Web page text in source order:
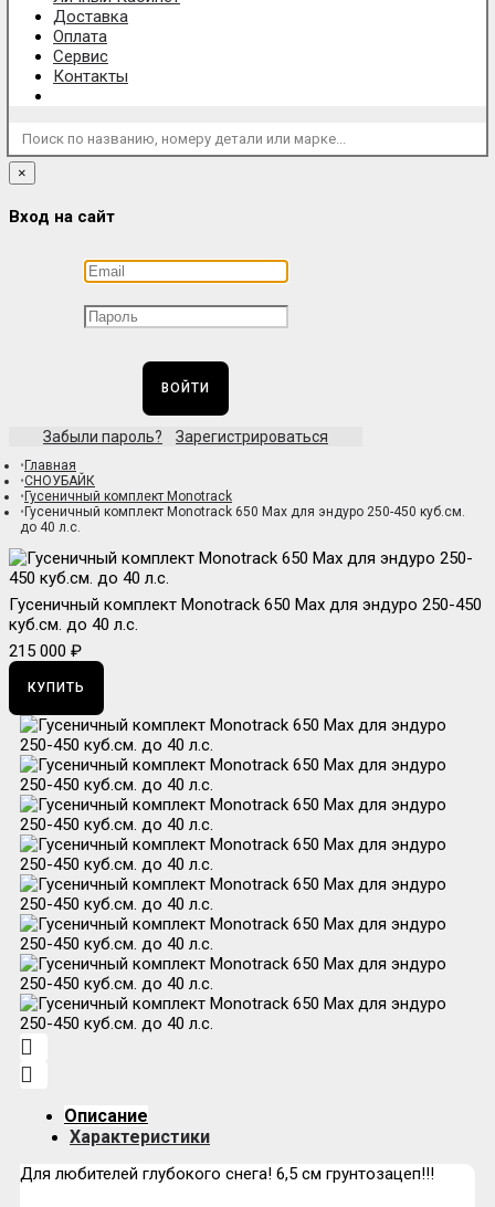
Доставка
Оплата
Сервис
Контакты
Поиск по названию, номеру детали или марке...
×
Вход на сайт
ВОЙТИ
Забыли пароль? Зарегистрироваться
Главная
СНОУБАЙК
Гусеничный комплект Monotrack
Гусеничный комплект Monotrack 650 Max для эндуро 250-450 куб.см.
до 40 л.с.
Гусеничный комплект Monotrack 650 Max для эндуро 250-450
куб.см. до 40 л.с.
215 000 ₽
КУПИТЬ
Описание
Характеристики
Для любителей глубокого снега! 6,5 см грунтозацеп!!!